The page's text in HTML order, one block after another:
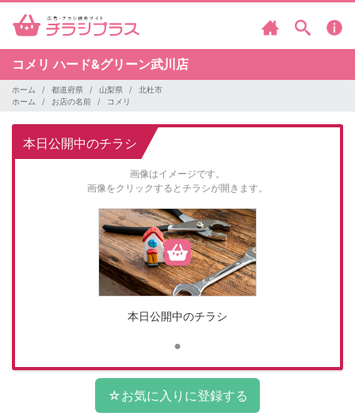
コメリハード&グリーン武川店
ホーム 都道府県 山梨県
北杜市
ホーム
お店の名前 コメリ
本日公開中のチラシ
画像はイメージです。
画像をクリックするとチラシが開きます。
本日公開中のチラシ